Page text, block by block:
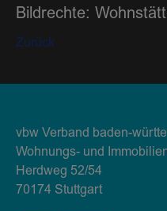
Bildrechte:
Zurück
vbw Verband baden-
Wohnungs- und
Herdweg 52/54
70174 Stuttgart